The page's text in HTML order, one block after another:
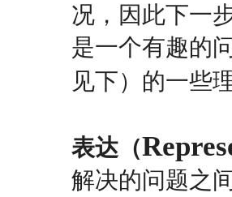
况，因此下一
是一个有趣的
见下）的一些
表达（
解决的问题之